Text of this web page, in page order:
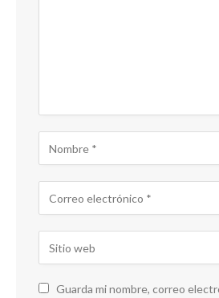
Guarda mi nombre, correo